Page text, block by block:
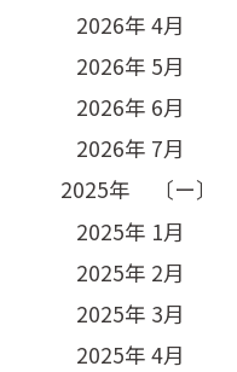
2026年 4月
2026年 5月
2026年 6月
2026年 7月
2025年 〔ー〕
2025年 1月
2025年 2月
2025年 3月
2025年 4月